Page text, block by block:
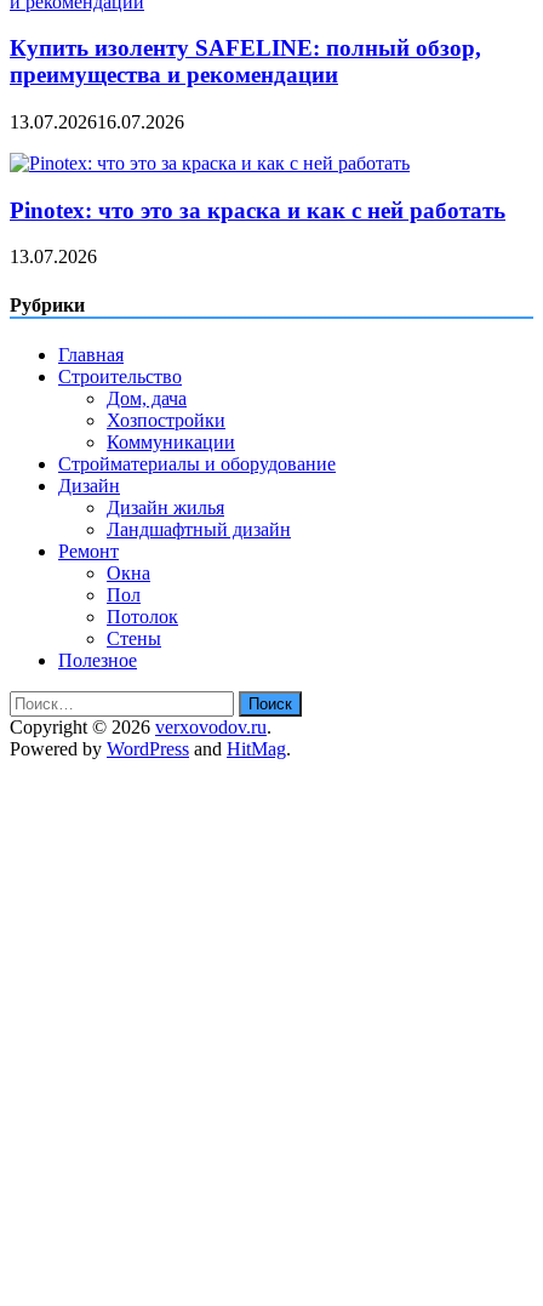
Купить изоленту SAFELINE: полный обзор,
преимущества и рекомендации
13.07.202616.07.2026
Pinotex: что это за краска и как с ней работать
13.07.2026
Рубрики
Главная
Строительство
Дом, дача
Хозпостройки
Коммуникации
Стройматериалы и оборудование
Дизайн
Дизайн жилья
Ландшафтный дизайн
Ремонт
Окна
Пол
Потолок
Стены
Полезное
Найти:
Copyright © 2026 verxovodov.ru.
Powered by WordPress and HitMag.